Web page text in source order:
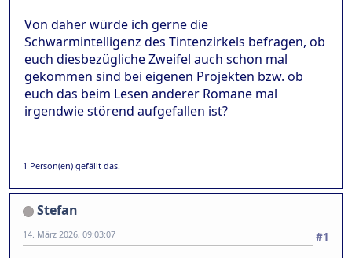
Von daher würde ich gerne die
Schwarmintelligenz des Tintenzirkels befragen, ob
euch diesbezügliche Zweifel auch schon mal
gekommen sind bei eigenen Projekten bzw. ob
euch das beim Lesen anderer Romane mal
irgendwie störend aufgefallen ist?
1 Person(en) gefällt das.
Stefan
#1
14. März 2026, 09:03:07